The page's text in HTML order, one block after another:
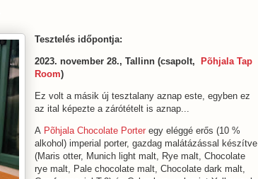
Tesztelés időpontja:
2023. november 28., Tallinn (csapolt,
Põhjala Tap
Room)
Ez volt a másik új tesztalany aznap este, egyben ez
az ital képezte a zárótételt is aznap...
A Põhjala Chocolate Porter egy eléggé erős (10 %
alkohol) imperial porter, gazdag malátázással készítve
(Maris otter, Munich light malt, Rye malt, Chocolate
rye malt, Pale chocolate malt, Chocolate dark malt,